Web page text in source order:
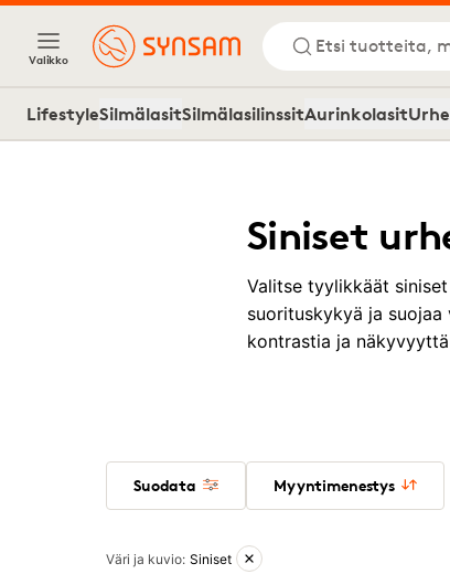
Valikko
Etsi tuotteita,
LifestyleSilmälasitSilmälasilinssitAurinkolasit
Siniset
Valitse tyylikkäät
suorituskykyä ja
kontrastia ja
Suodata Myyntimenestys
Aktiiviset suodattimet
Väri ja kuvio: Siniset